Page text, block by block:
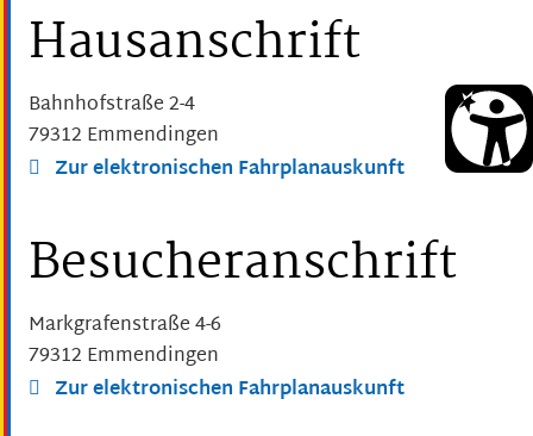
Hausanschrift
Bahnhofstraße 2-4
79312 Emmendingen
Zur elektronischen Fahrplanauskunft
Besucheranschrift
Markgrafenstraße 4-6
79312 Emmendingen
Zur elektronischen Fahrplanauskunft